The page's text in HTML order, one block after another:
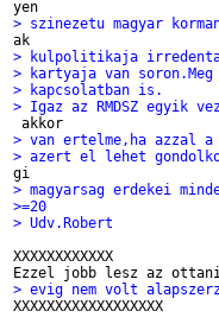
> szinezetu magyar
> kulpolitikaja irredenta
> kartyaja van
> kapcsolatban is.
> Igaz az RMDSZ egyik
> van ertelme,ha azzal a
> azert el lehet
> magyarsag erdekei
>=20
> Udv.Robert
XXXXXXXXXXXX
> evig nem volt
XXXXXXXXXXXXXXXXXX